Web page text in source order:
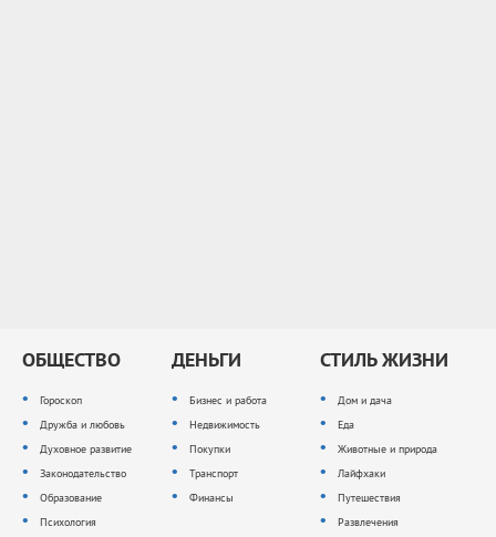
ОБЩЕСТВО
Гороскоп
Дружба и любовь
Духовное развитие
Законодательство
Образование
Психология
ДЕНЬГИ
Бизнес и работа
Недвижимость
Покупки
Транспорт
Финансы
СТИЛЬ ЖИЗНИ
Дом и дача
Еда
Животные и природа
Лайфхаки
Путешествия
Развлечения